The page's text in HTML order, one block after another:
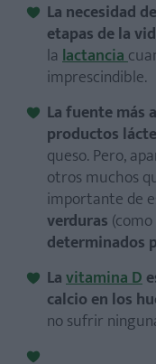
La necesidad
etapas de la
la lactancia
imprescindible.
La fuente más
productos
queso. Pero,
otros muchos
importante de
verduras
determinados
Lavitamina D
calcio en los
no sufrir